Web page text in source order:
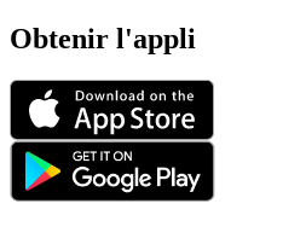
Obtenir l'appli